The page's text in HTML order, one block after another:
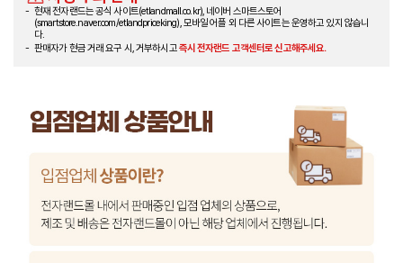
현재 전자랜드는 공식 사이트(etlandmall.co.kr), 네이버 스마트스토어
(smartstore.naver.com/etlandpriceking), 모바일 어플 외 다른 사이트는 운영하고 있지 않습니
다.
판매자가 현금 거래 요구 시, 거부하시고즉시 전자랜드 고객센터로 신고해주세요.